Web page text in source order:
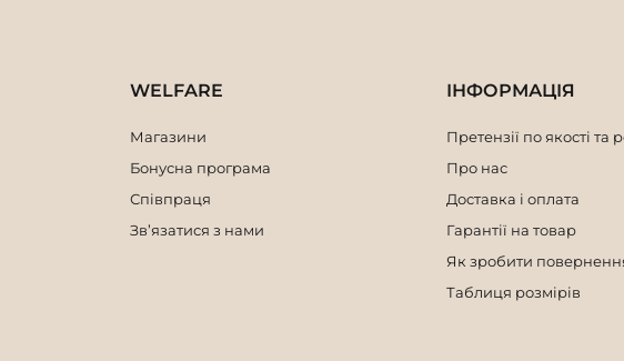
WELFARE
Магазини
Бонусна програма
Співпраця
Зв’язатися з нами
ІНФОРМАЦІЯ
Претензії по якості та
Про нас
Доставка і оплата
Гарантії на товар
Як зробити
Таблиця розмірів